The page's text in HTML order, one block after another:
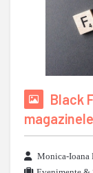
Black
Monica-Ioana